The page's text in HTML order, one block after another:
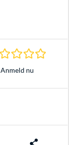
Anmeld nu